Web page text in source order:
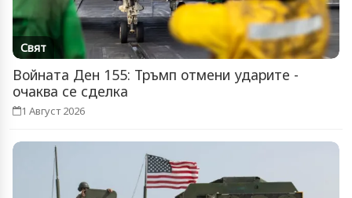
Свят
Войната Ден 155: Тръмп отмени ударите -
очаква се сделка
1 Август 2026